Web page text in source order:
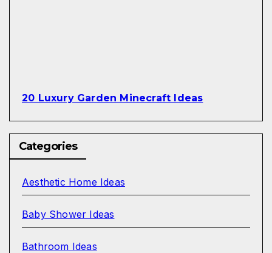
20 Luxury Garden Minecraft Ideas
Categories
Aesthetic Home Ideas
Baby Shower Ideas
Bathroom Ideas